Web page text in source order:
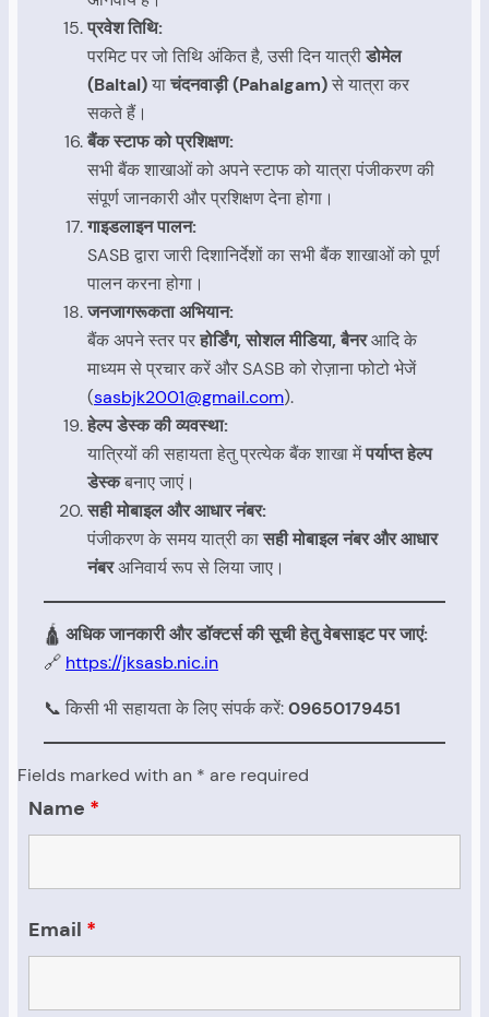
प्रवेश तिथि:
परमिट पर जो तिथि अंकित है, उसी दिन यात्रीडोमेल
(Baltal)याचंदनवाड़ी (Pahalgam)से यात्रा कर
सकते हैं।
बैंक स्टाफ को प्रशिक्षण:
सभी बैंक शाखाओं को अपने स्टाफ को यात्रा पंजीकरण की
संपूर्ण जानकारी और प्रशिक्षण देना होगा।
गाइडलाइन पालन:
SASB द्वारा जारी दिशानिर्देशों का सभी बैंक शाखाओं को पूर्ण
पालन करना होगा।
जनजागरूकता अभियान:
बैंक अपने स्तर परहोर्डिंग, सोशल मीडिया, बैनरआदि के
माध्यम से प्रचार करें और SASB को रोज़ाना फोटो भेजें
(sasbjk2001@gmail.com).
हेल्प डेस्क की व्यवस्था:
यात्रियों की सहायता हेतु प्रत्येक बैंक शाखा मेंपर्याप्त हेल्प
डेस्कबनाए जाएं।
सही मोबाइल और आधार नंबर:
पंजीकरण के समय यात्री कासही मोबाइल नंबर और आधार
नंबरअनिवार्य रूप से लिया जाए।
🛕 अधिक जानकारी और डॉक्टर्स की सूची हेतु वेबसाइट पर जाएं:
🔗 https://jksasb.nic.in
📞 किसी भी सहायता के लिए संपर्क करें:09650179451
Fields marked with an * are required
Name *
Email *